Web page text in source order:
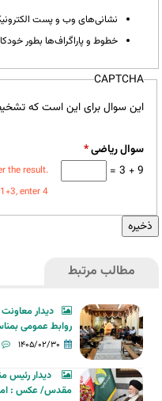
نشانی‌های وب و پست
خطوط و پاراگراف‌ها بطور
CAPTCHA
این سوال برای این است که
سوال ریاضی*
9 + 3 =
the result.
enter 4.
مطالب مرتبط
دیدار
روابط عمومی
۱۴۰۵/۰۲/۳۰
دیدار رئیس
مقدس/ عکس :